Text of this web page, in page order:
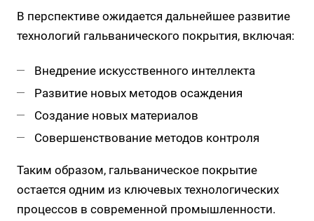
В перспективе ожидается дальнейшее развитие
технологий гальванического покрытия, включая:
Внедрение искусственного интеллекта
Развитие новых методов осаждения
Создание новых материалов
Совершенствование методов контроля
Таким образом, гальваническое покрытие
остается одним из ключевых технологических
процессов в современной промышленности.